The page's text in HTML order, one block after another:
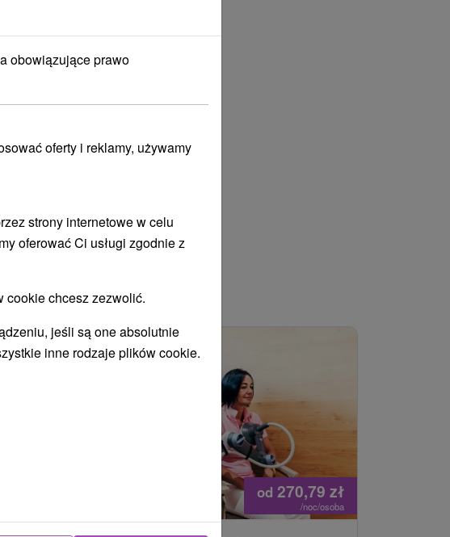
na
od 270,79 zł
/noc/osoba
obowiązujące prawo
oferty i reklamy, używamy
strony internetowe w celu
oferować Ci usługi zgodnie z
cookie chcesz zezwolić.
jeśli są one absolutnie
inne rodzaje plików cookie.